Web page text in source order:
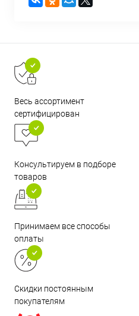
Весь ассортимент
сертифицирован
Консультируем в подборе
товаров
Принимаем все способы
оплаты
Скидки постоянным
покупателям